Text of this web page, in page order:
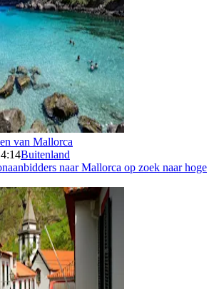
van Mallorca
Buitenland
naar Mallorca op zoek naar hoge